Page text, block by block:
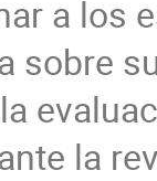
a los
sobre
la